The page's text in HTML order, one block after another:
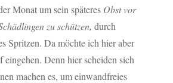
Monat um sein späteres Obst vor
zu schützen, durch
Spritzen. Da möchte ich hier aber
eingehen. Denn hier scheiden sich
machen es, um einwandfreies